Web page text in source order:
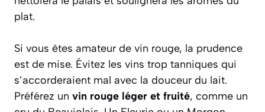
plat.
Si vous êtes amateur de vin rouge, la prudence
est de mise. Évitez les vins trop tanniques qui
s’accorderaient mal avec la douceur du lait.
Préférez un vin rouge léger et fruité, comme un